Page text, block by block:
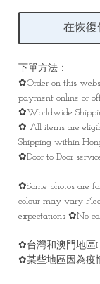
在恢復
下單方法：
✿Order on this
payment online or
✿Worldwide
✿ All items are
Shipping within
✿Door to Door
✿Some photos are
colour may vary
expectations ✿No
✿台灣和澳門地區
✿某些地區因為疫